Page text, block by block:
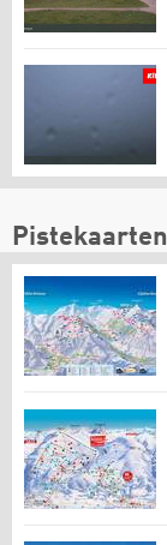
Pistekaarten